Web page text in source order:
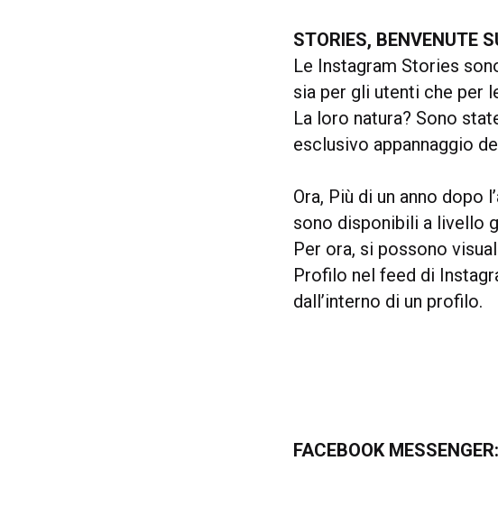
STORIES, BENVENUTE
Le Instagram Stories
sia per gli utenti che per
La loro natura? Sono
esclusivo appannaggio
Ora, Più di un anno dopo
sono disponibili a livello
Per ora, si possono
Profilo nel feed di
dall’interno di un profilo.
FACEBOOK